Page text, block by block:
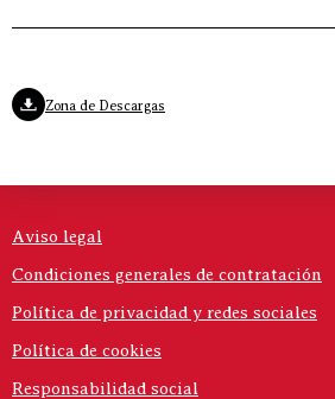
Zona de Descargas
Aviso legal
Condiciones generales de contratación
Política de privacidad y redes sociales
Política de cookies
Responsabilidad social